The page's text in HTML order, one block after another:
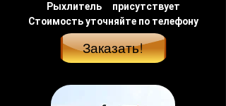
Рыхлитель присутствует
Стоимость уточняйте по телефону
Заказать!